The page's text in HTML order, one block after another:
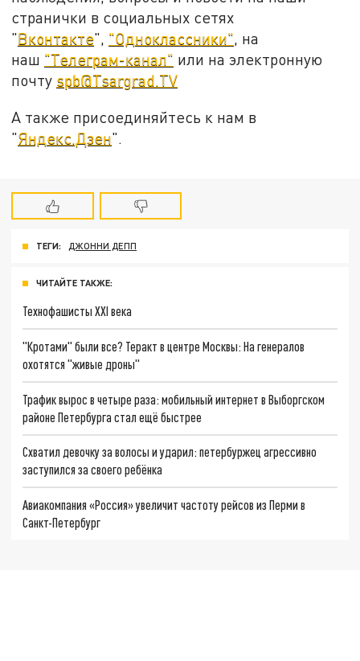
странички в социальных сетях
"Вконтакте", "Одноклассники", на
наш "Телеграм-канал" или на электронную
почту spb@Tsargrad.TV
А также присоединяйтесь к нам в
"Яндекс.Дзен".
ТЕГИ: ДЖОННИ ДЕПП
ЧИТАЙТЕ ТАКЖЕ:
Технофашисты XXI века
"Кротами" были все? Теракт в центре Москвы: На генералов
охотятся "живые дроны"
Трафик вырос в четыре раза: мобильный интернет в Выборгском
районе Петербурга стал ещё быстрее
Схватил девочку за волосы и ударил: петербуржец агрессивно
заступился за своего ребёнка
Авиакомпания «Россия» увеличит частоту рейсов из Перми в
Санкт-Петербург